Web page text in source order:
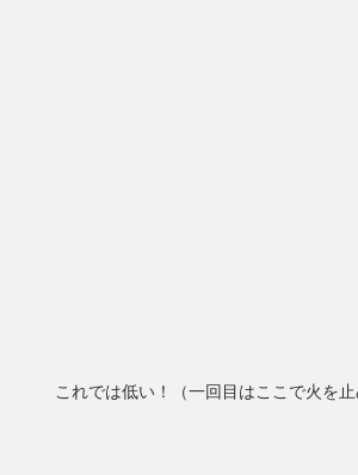
これでは低い！（一回目はここで火を止